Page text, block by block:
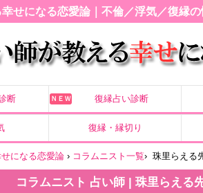
せになる恋愛論｜不倫／浮気／復縁
断 ＮＥＷ 復縁占い診断
復縁・縁切り
になる恋愛論 › コラムニスト一覧› 珠里らえる
コラムニスト 占い師 | 珠里らえる